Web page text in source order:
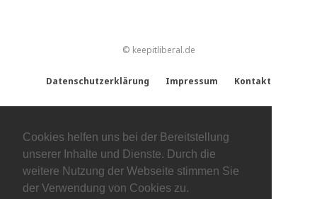
Cookies helfen uns bei der Bereitstellung
unserer Inhalte und Dienste. Durch die
weitere Nutzung der Webseite stimmen Sie
der Verwendung von Cookies zu.
© keepitliberal.de
Datenschutzerklärung Impressum Kontakt